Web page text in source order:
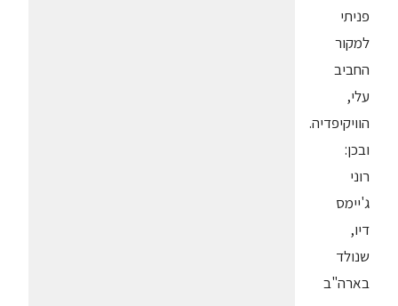
פניתי
למקור
החביב
עלי,
הוויקיפדיה.
ובכן:
רוני
ג'יימס
דיו,
שנולד
בארה"ב